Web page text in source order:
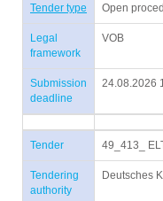
Tender type Open
Legal
framework
VOB
Submission
deadline
24.08.2026
Tender 49_413_
Tendering
authority
Deutsches